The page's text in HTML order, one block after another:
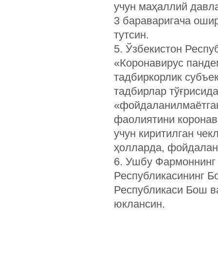
учун маҳаллий
3 бараваригача
тутсин.
5. Ўзбекистон
«Коронавирус
тадбиркорлик
тадбирлар
фаолиятини
учун киритилган
ҳолларда,
6. Ушбу Фармоннинг
Республикасининг
Республикаси Бош
юклансин.